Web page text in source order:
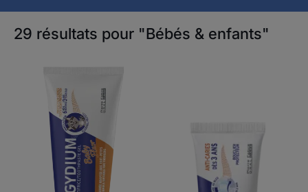
29 résultats pour "Bébés & enfants"
Fluor
gel
dentifrice
-
dentifrice
bébé